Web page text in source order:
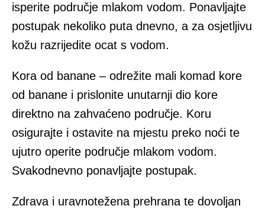
isperite područje mlakom vodom. Ponavljajte
postupak nekoliko puta dnevno, a za osjetljivu
kožu razrijedite ocat s vodom.
Kora od banane – odrežite mali komad kore
od banane i prislonite unutarnji dio kore
direktno na zahvaćeno područje. Koru
osigurajte i ostavite na mjestu preko noći te
ujutro operite područje mlakom vodom.
Svakodnevno ponavljajte postupak.
Zdrava i uravnotežena prehrana te dovoljan